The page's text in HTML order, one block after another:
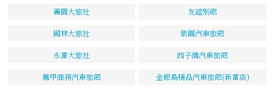
麗園大旅社 友誼別館
國林大旅社 紫園汽車旅館
永富大旅社 西子灣汽車旅館
鳳甲商務汽車旅館 金銀島精品汽車旅館(新富店)